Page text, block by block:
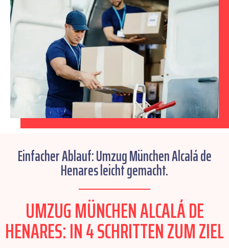
Einfacher Ablauf: Umzug München Alcalá de
Henares leicht gemacht.
UMZUG MÜNCHEN ALCALÁ DE
HENARES: IN 4 SCHRITTEN ZUM ZIEL